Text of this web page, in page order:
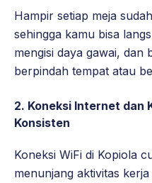
Hampir setiap meja
sehingga kamu bisa
mengisi daya gawai, dan
berpindah tempat atau
2. Koneksi Internet dan
Konsisten
Koneksi WiFi di Kopiola
menunjang aktivitas